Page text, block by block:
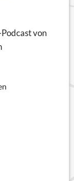
von